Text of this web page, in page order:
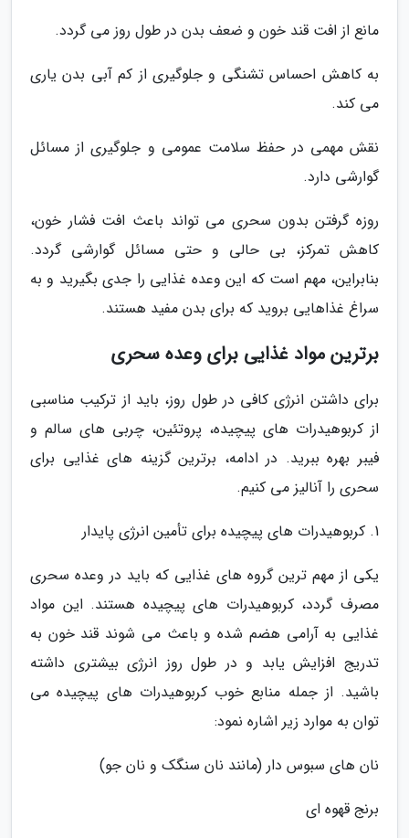
مانع از افت قند خون و ضعف بدن در طول روز می گردد.
به کاهش احساس تشنگی و جلوگیری از کم آبی بدن یاری
می کند.
نقش مهمی در حفظ سلامت عمومی و جلوگیری از مسائل
گوارشی دارد.
روزه گرفتن بدون سحری می تواند باعث افت فشار خون،
کاهش تمرکز، بی حالی و حتی مسائل گوارشی گردد.
بنابراین، مهم است که این وعده غذایی را جدی بگیرید و به
سراغ غذاهایی بروید که برای بدن مفید هستند.
برترین مواد غذایی برای وعده سحری
برای داشتن انرژی کافی در طول روز، باید از ترکیب مناسبی
از کربوهیدرات های پیچیده، پروتئین، چربی های سالم و
فیبر بهره ببرید. در ادامه، برترین گزینه های غذایی برای
سحری را آنالیز می کنیم.
1. کربوهیدرات های پیچیده برای تأمین انرژی پایدار
یکی از مهم ترین گروه های غذایی که باید در وعده سحری
مصرف گردد، کربوهیدرات های پیچیده هستند. این مواد
غذایی به آرامی هضم شده و باعث می شوند قند خون به
تدریج افزایش یابد و در طول روز انرژی بیشتری داشته
باشید. از جمله منابع خوب کربوهیدرات های پیچیده می
توان به موارد زیر اشاره نمود:
نان های سبوس دار (مانند نان سنگک و نان جو)
برنج قهوه ای